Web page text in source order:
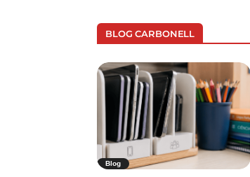
BLOG CARBONELL
Blog